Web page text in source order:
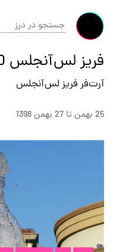
فریز لس‌آنجلس 2020
آرت‌فر فریز لس‌آنجلس
25 بهمن تا 27 بهمن 1398